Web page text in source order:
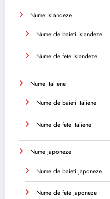
Nume islandeze
Nume de baieti islandeze
Nume de fete islandeze
Nume italiene
Nume de baieti italiene
Nume de fete italiene
Nume japoneze
Nume de baieti japoneze
Nume de fete japoneze